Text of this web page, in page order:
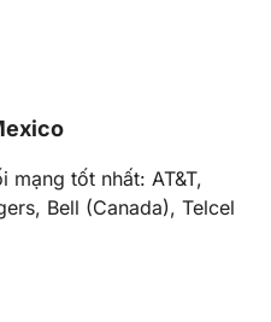
tốt nhất: AT&T,
Bell (Canada), Telcel